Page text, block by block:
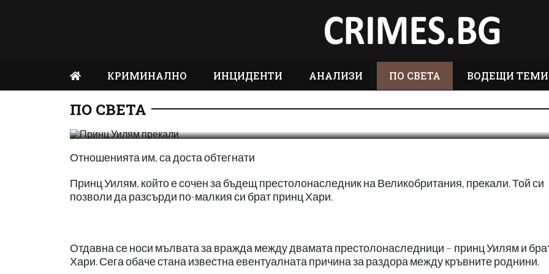
КРИМИНАЛНО ИНЦИДЕНТИ АНАЛИЗИ ПО СВЕТА ВОДЕЩИ ТЕМИ
ПО СВЕТА
Принц Уилям прекали
npetrov
Отношенията им, са доста обтегнати
Принц Уилям, който е сочен за бъдещ престолонаследник на Великобритания, прекали. Той си
позволи да разсърди по-малкия си брат принц Хари.
Отдавна се носи мълвата за вражда между двамата престолонаследници – принц Уилям и
Хари. Сега обаче стана известна евентуалната причина за раздора между кръвните роднини.